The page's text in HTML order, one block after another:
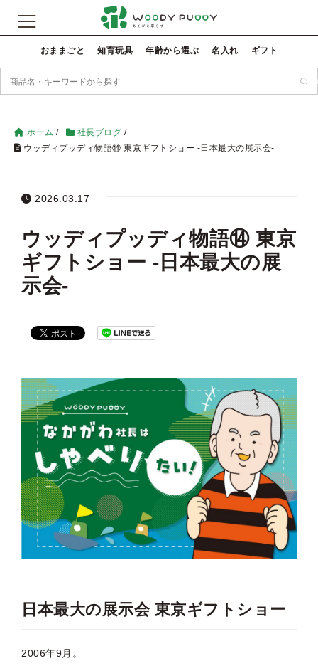
おままごと 知育玩具 年齢から選ぶ 名入れ ギフト
検
ホーム / 社長ブログ /
ウッディプッディ物語⑭ 東京ギフトショー -日本最大の展示会-
2026.03.17
ウッディプッディ物語⑭ 東京
ギフトショー -日本最大の展
示会-
日本最大の展示会 東京ギフトショー
2006年9月。